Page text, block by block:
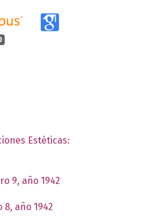
Estéticas:
9, año 1942
año 1942